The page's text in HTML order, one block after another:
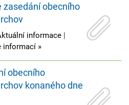
zasedání obecního
informace |
informací »
obecního
konaného dne